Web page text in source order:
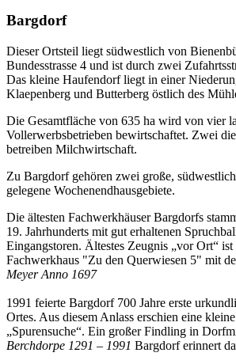
Bargdorf
Dieser Ortsteil liegt südwestlich von
Bundesstrasse 4 und ist durch zwei
Das kleine Haufendorf liegt in einer
Klaepenberg und Butterberg östlich des
Die Gesamtfläche von 635 ha wird von vier
Vollerwerbsbetrieben bewirtschaftet. Zwei
betreiben Milchwirtschaft.
Zu Bargdorf gehören zwei große,
gelegene Wochenendhausgebiete.
Die ältesten Fachwerkhäuser Bargdorfs
19. Jahrhunderts mit gut erhaltenen
Eingangstoren. Ältestes Zeugnis „vor Ort“
Fachwerkhaus "Zu den Querwiesen 5" mit
Meyer Anno 1697
1991 feierte Bargdorf 700 Jahre erste
Ortes. Aus diesem Anlass erschien eine
„Spurensuche“. Ein großer Findling in
Berchdorpe 1291 – 1991 Bargdorf erinnert